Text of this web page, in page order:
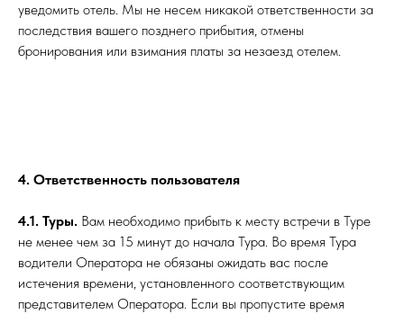
уведомить отель. Мы не несем никакой ответственности за
последствия вашего позднего прибытия, отмены
бронирования или взимания платы за незаезд отелем.
4. Ответственность пользователя
4.1. Туры. Вам необходимо прибыть к месту встречи в Туре
не менее чем за 15 минут до начала Тура. Во время Тура
водители Оператора не обязаны ожидать вас после
истечения времени, установленного соответствующим
представителем Оператора. Если вы пропустите время